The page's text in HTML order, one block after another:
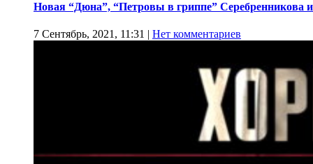
Новая “Дюна”, “Петровы в гриппе” Серебренникова
7 Сентябрь, 2021, 11:31 | Нет комментариев